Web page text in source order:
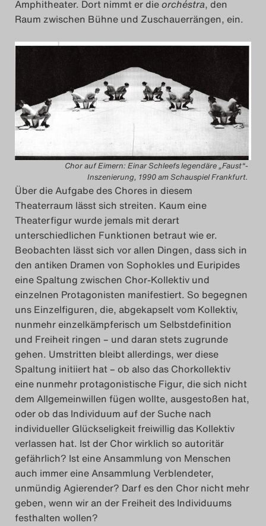
Amphitheater. Dort nimmt er dieorchéstra, den
Raum zwischen Bühne und Zuschauerrängen, ein.
Chor auf Eimern: Einar Schleefs legendäre „Faust“-
Inszenierung, 1990 am Schauspiel Frankfurt.
Über die Aufgabe des Chores in diesem
Theaterraum lässt sich streiten. Kaum eine
Theaterfigur wurde jemals mit derart
unterschiedlichen Funktionen betraut wie er.
Beobachten lässt sich vor allen Dingen, dass sich in
den antiken Dramen von Sophokles und Euripides
eine Spaltung zwischen Chor-Kollektiv und
einzelnen Protagonisten manifestiert. So begegnen
uns Einzelfiguren, die, abgekapselt vom Kollektiv,
nunmehr einzelkämpferisch um Selbstdefinition
und Freiheit ringen – und daran stets zugrunde
gehen. Umstritten bleibt allerdings, wer diese
Spaltung initiiert hat – ob also das Chorkollektiv
eine nunmehr protagonistische Figur, die sich nicht
dem Allgemeinwillen fügen wollte, ausgestoßen hat,
oder ob das Individuum auf der Suche nach
individueller Glückseligkeit freiwillig das Kollektiv
verlassen hat. Ist der Chor wirklich so autoritär
gefährlich? Ist eine Ansammlung von Menschen
auch immer eine Ansammlung Verblendeter,
unmündig Agierender? Darf es den Chor nicht mehr
geben, wenn wir an der Freiheit des Individuums
festhalten wollen?